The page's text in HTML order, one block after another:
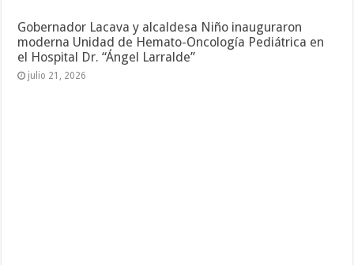
Gobernador Lacava y alcaldesa Niño inauguraron
moderna Unidad de Hemato-Oncología Pediátrica en
el Hospital Dr. “Ángel Larralde”
julio 21, 2026